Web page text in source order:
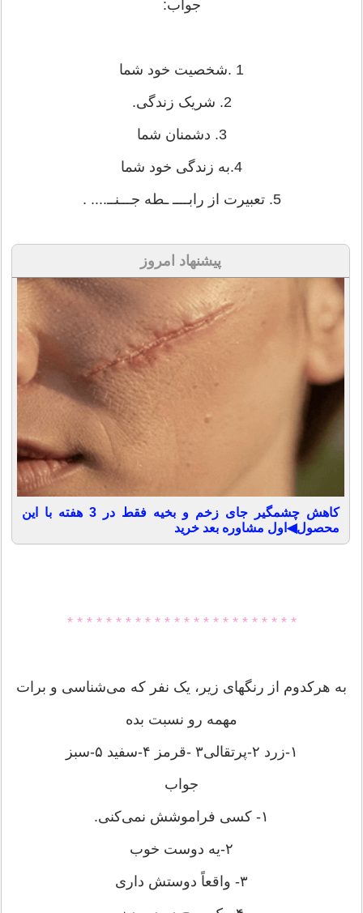
جواب:
1 .شخصیت خود شما
2. شریک زندگی.
3. دشمنان شما
4.به زندگی خود شما
5. تعبیرت از رابــــ ـطه جـــنــ.... .
پیشنهاد امروز
کاهش چشمگیر جای زخم و بخیه فقط در 3 هفته با این
محصول◀اول مشاوره بعد خرید
* * * * * * * * * * * * * * * * * * * * * * * *
به هرکدوم از رنگهای زیر، یک نفر که می‌شناسی و برات
مهمه رو نسبت بده
۱-زرد ۲-پرتقالی۳ -قرمز ۴-سفید ۵-سبز
جواب
۱- کسی فراموشش نمی‌کنی.
۲-یه دوست خوب
۳- واقعاً دوستش داری